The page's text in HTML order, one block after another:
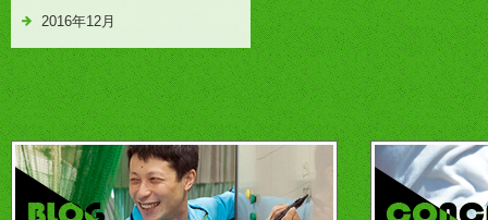
2016年12月